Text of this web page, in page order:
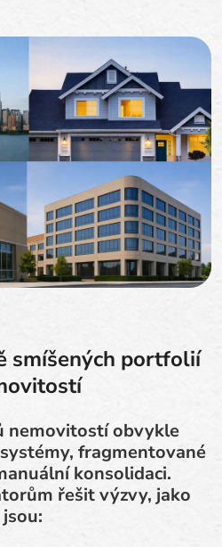
smíšených portfolií
nemovitostí obvykle
fragmentované
konsolidaci.
řešit výzvy, jako
jsou: